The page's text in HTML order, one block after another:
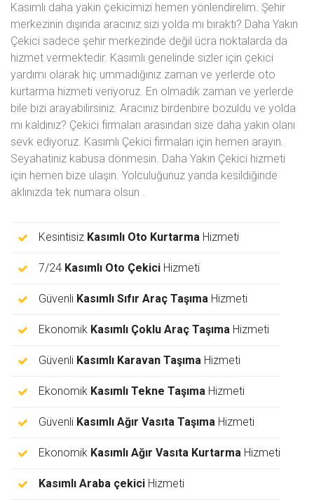
Kasımlı daha yakin çekicimizi hemen yönlendirelim. Şehir
merkezinin dışında aracınız sizi yolda mı bıraktı? Daha Yakın
Çekici sadece şehir merkezinde değil ücra noktalarda da
hizmet vermektedir. Kasımlı genelinde sizler için çekici
yardımı olarak hiç ummadığınız zaman ve yerlerde oto
kurtarma hizmeti veriyoruz. En olmadık zaman ve yerlerde
bile bizi arayabilirsiniz. Aracınız birdenbire bozuldu ve yolda
mı kaldınız? Çekici firmaları arasından size daha yakın olanı
sevk ediyoruz. Kasımlı Çekici firmaları için hemen arayın.
Seyahatiniz kabusa dönmesin. Daha Yakın Çekici hizmeti
için hemen bize ulaşın. Yolculuğunuz yarıda kesildiğinde
aklınızda tek numara olsun .
Kesintisiz Kasımlı Oto Kurtarma Hizmeti
7/24 Kasımlı Oto Çekici Hizmeti
Güvenli Kasımlı Sıfır Araç Taşıma Hizmeti
Ekonomik Kasımlı Çoklu Araç Taşıma Hizmeti
Güvenli Kasımlı Karavan Taşıma Hizmeti
Ekonomik Kasımlı Tekne Taşıma Hizmeti
Güvenli Kasımlı Ağır Vasıta Taşıma Hizmeti
Ekonomik Kasımlı Ağır Vasıta Kurtarma Hizmeti
Kasımlı Araba çekici Hizmeti